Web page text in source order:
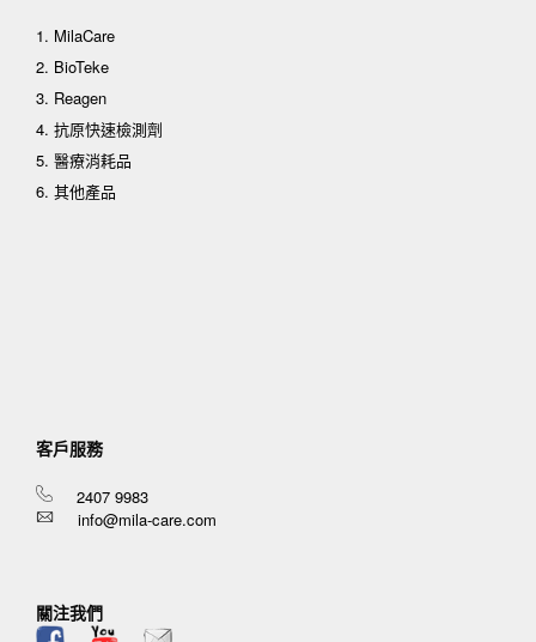
1. MilaCare
2. BioTeke
3. Reagen
4. 抗原快速檢測劑
5. 醫療消耗品
6. 其他產品
客戶服務
2407 9983
info@mila-care.com
關注我們